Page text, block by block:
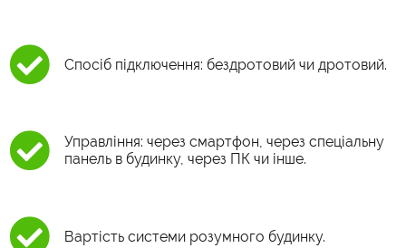
Спосіб підключення: бездротовий чи дротовий.
Управління: через смартфон, через спеціальну
панель в будинку, через ПК чи інше.
Вартість системи розумного будинку.